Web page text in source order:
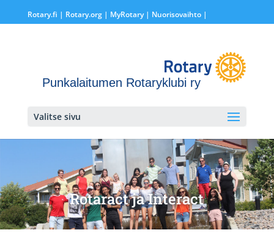
Rotary.fi | Rotary.org| MyRotary | Nuorisovaihto|
Punkalaitumen Rotaryklubi ry
Valitse sivu
Rotaract ja Interact